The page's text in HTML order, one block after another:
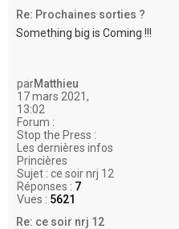
Re: Prochaines sorties ?
Something big is Coming !!!
parMatthieu
17 mars 2021,
13:02
Forum :
Stop the Press :
Les dernières infos
Princières
Sujet : ce soir nrj 12
Réponses : 7
Vues : 5621
Re: ce soir nrj 12